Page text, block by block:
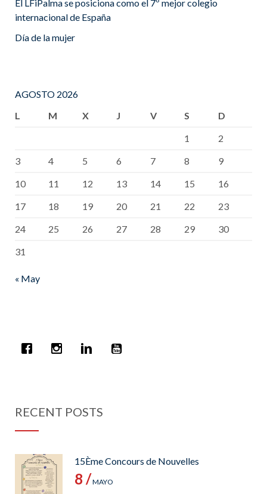
El LFiPalma se posiciona como el 7º mejor colegio
internacional de España
Día de la mujer
AGOSTO 2026
L
M X J V S
D
1
2
3
4 5 6 7 8
9
10
11 12 13 14 15
16
17
18 19 20 21 22
23
24
25 26 27 28 29
30
31
« May
RECENT POSTS
15Ème Concours de Nouvelles
8 /MAYO